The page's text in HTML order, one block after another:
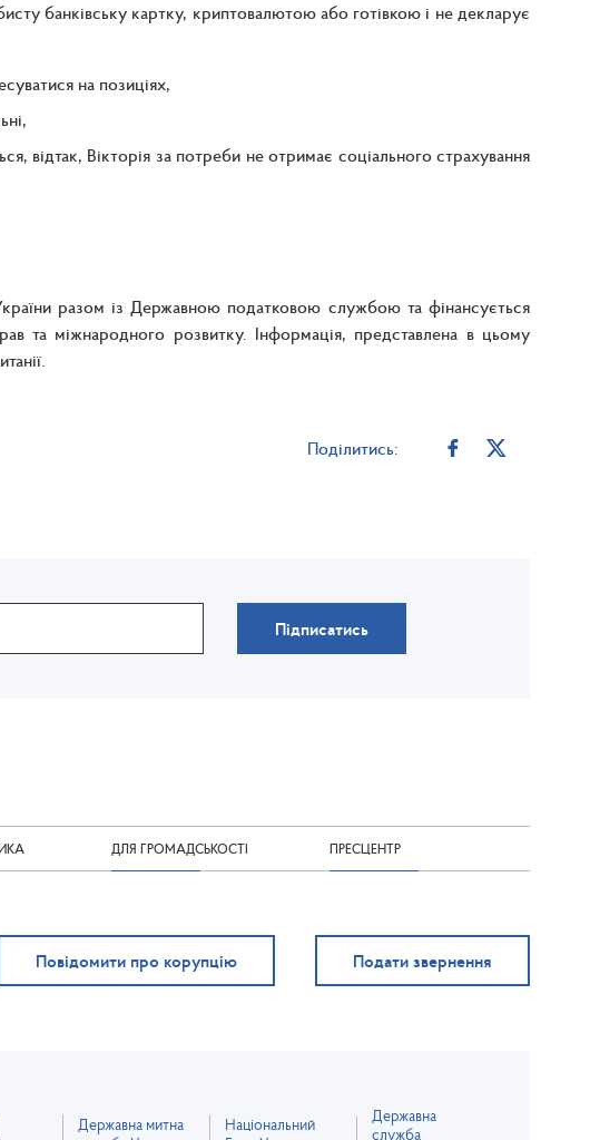
банківську картку, криптовалютою або готівкою і не декларує
на позиціях,
відтак, Вікторія за потреби не отримає соціального страхування
разом із Державною податковою службою та фінансується
та міжнародного розвитку. Інформація, представлена в цьому
Поділитись:
Підписатись
ДЛЯ ГРОМАДСЬКОСТІ ПРЕСЦЕНТР
Повідомити про корупцію Подати звернення
Державна митна
Національний
Державна
служба